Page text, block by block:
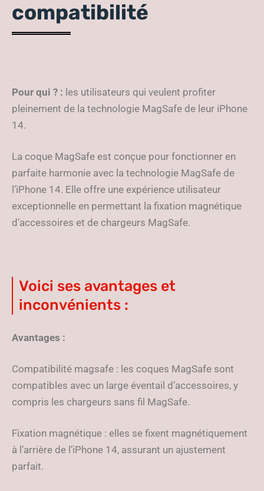
compatibilité
Pour qui ? : les utilisateurs qui veulent profiter
pleinement de la technologie MagSafe de leur iPhone
14.
La coque MagSafe est conçue pour fonctionner en
parfaite harmonie avec la technologie MagSafe de
l’iPhone 14. Elle offre une expérience utilisateur
exceptionnelle en permettant la fixation magnétique
d’accessoires et de chargeurs MagSafe.
Voici ses avantages et
inconvénients :
Avantages :
Compatibilité magsafe : les coques MagSafe sont
compatibles avec un large éventail d’accessoires, y
compris les chargeurs sans fil MagSafe.
Fixation magnétique : elles se fixent magnétiquement
à l’arrière de l’iPhone 14, assurant un ajustement
parfait.